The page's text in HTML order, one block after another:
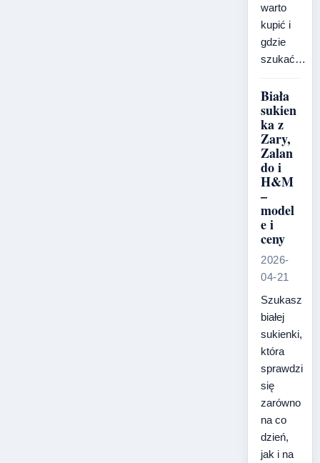
warto
kupić i
gdzie
szukać…
Biała
sukien
ka z
Zary,
Zalan
do i
H&M
–
model
e i
ceny
2026-
04-21
Szukasz
białej
sukienki,
która
sprawdzi
się
zarówno
na co
dzień,
jak i na